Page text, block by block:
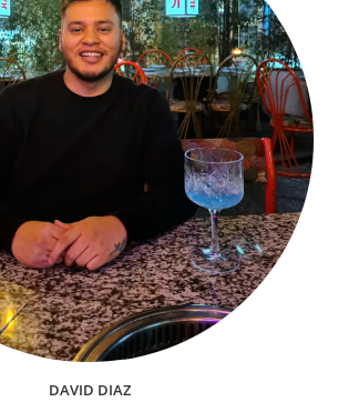
DAVID DIAZ